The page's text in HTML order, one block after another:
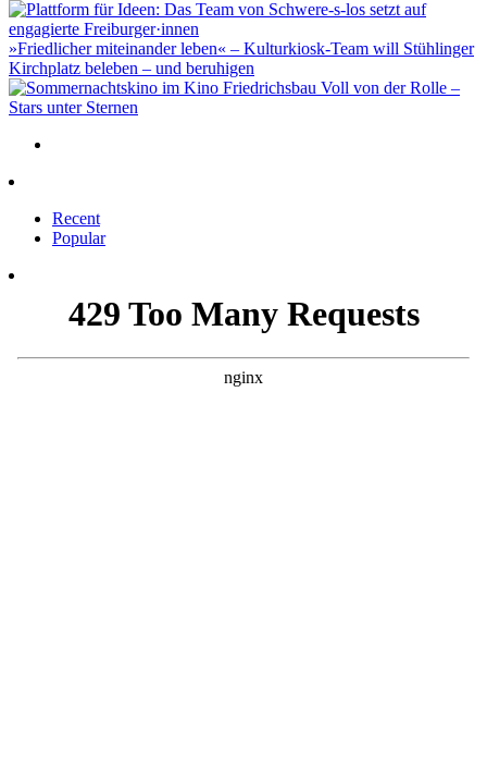
»Friedlicher miteinander leben« – Kulturkiosk-Team will Stühlinger
Kirchplatz beleben – und beruhigen
Voll von der Rolle –
Stars unter Sternen
Recent
Popular